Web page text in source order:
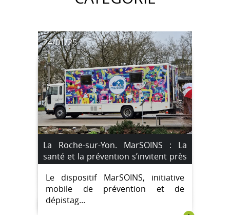
24/01/25
La Roche-sur-Yon. MarSOINS : La
santé et la prévention s’invitent près
de chez vous
Le dispositif MarSOINS, initiative
mobile de prévention et de
dépistag...